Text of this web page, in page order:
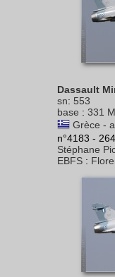
Dassault
sn: 553
base : 331
Grèce -
n°4183 -
Stéphane
EBFS :